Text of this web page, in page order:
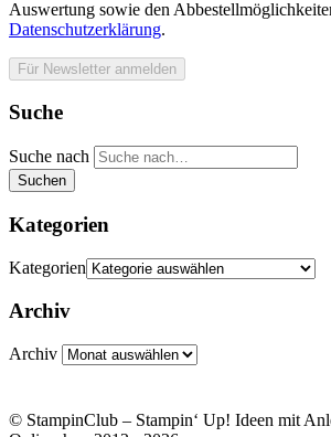
Auswertung sowie den
Datenschutzerklärung.
Suche
Suche nach
Suchen
Kategorien
Kategorien
Archiv
Archiv
© StampinClub – Stampin‘ Up! Ideen mit